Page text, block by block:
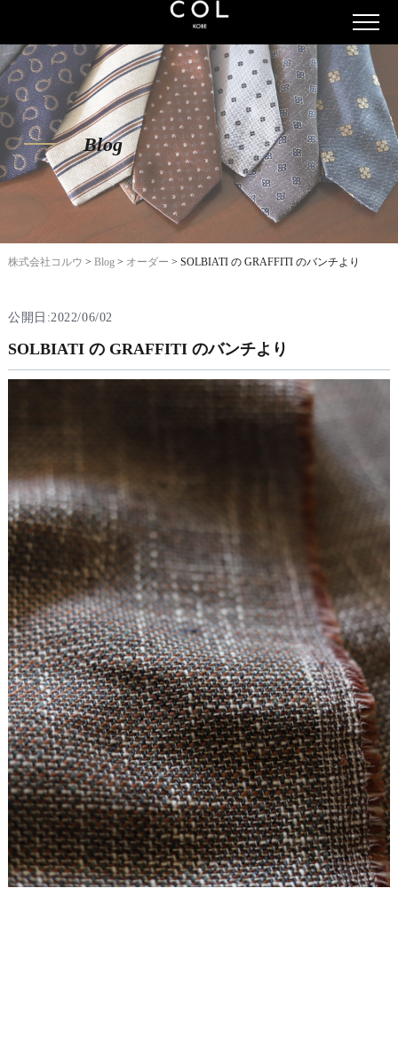
Blog
株式会社コルウ > Blog> オーダー > SOLBIATI の GRAFFITI のバンチより
公開日:2022/06/02
SOLBIATI の GRAFFITI のバンチより